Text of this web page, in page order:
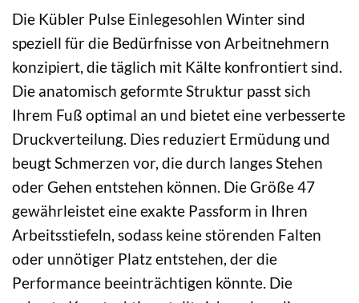
Die Kübler Pulse Einlegesohlen Winter sind
speziell für die Bedürfnisse von Arbeitnehmern
konzipiert, die täglich mit Kälte konfrontiert sind.
Die anatomisch geformte Struktur passt sich
Ihrem Fuß optimal an und bietet eine verbesserte
Druckverteilung. Dies reduziert Ermüdung und
beugt Schmerzen vor, die durch langes Stehen
oder Gehen entstehen können. Die Größe 47
gewährleistet eine exakte Passform in Ihren
Arbeitsstiefeln, sodass keine störenden Falten
oder unnötiger Platz entstehen, der die
Performance beeinträchtigen könnte. Die